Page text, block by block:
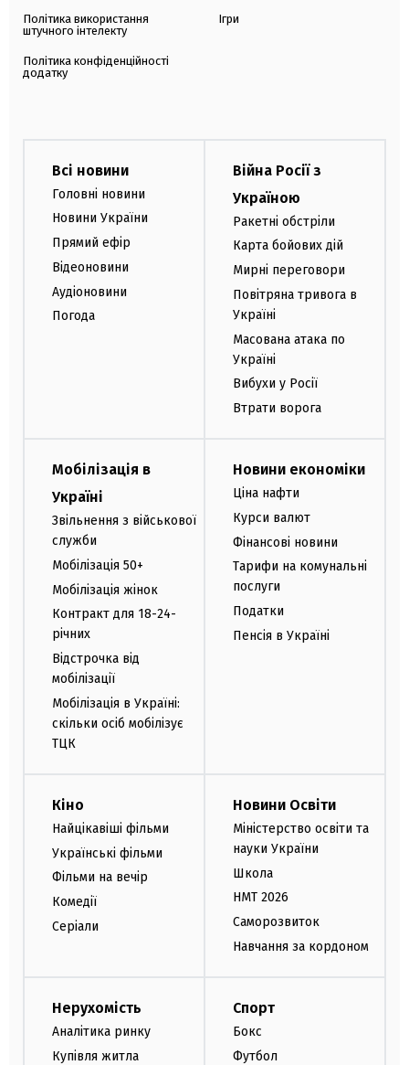
Політика використання
штучного інтелекту
Політика конфіденційності
додатку
Ігри
Всі новини
Головні новини
Новини України
Прямий ефір
Відеоновини
Аудіоновини
Погода
Війна Росії з
Україною
Ракетні обстріли
Карта бойових дій
Мирні переговори
Повітряна тривога в
Україні
Масована атака по
Україні
Вибухи у Росії
Втрати ворога
Мобілізація в
Україні
Звільнення з військової
служби
Мобілізація 50+
Мобілізація жінок
Контракт для 18-24-
річних
Відстрочка від
мобілізації
Мобілізація в Україні:
скільки осіб мобілізує
ТЦК
Новини економіки
Ціна нафти
Курси валют
Фінансові новини
Тарифи на комунальні
послуги
Податки
Пенсія в Україні
Кіно
Найцікавіші фільми
Українські фільми
Фільми на вечір
Комедії
Серіали
Новини Освіти
Міністерство освіти та
науки України
Школа
НМТ 2026
Саморозвиток
Навчання за кордоном
Нерухомість
Аналітика ринку
Купівля житла
Спорт
Бокс
Футбол